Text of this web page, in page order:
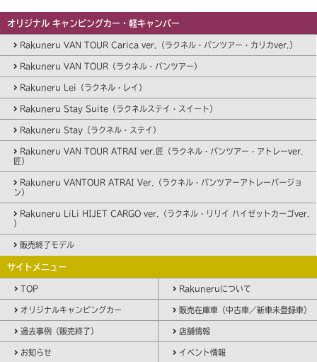
オリジナル キャンピングカー・軽キャンパー
Rakuneru VAN TOUR Carica ver.（ラクネル・バンツアー・カリカver.）
Rakuneru VAN TOUR（ラクネル・バンツアー）
Rakuneru Lei（ラクネル・レイ）
Rakuneru Stay Suite（ラクネルステイ・スイート）
Rakuneru Stay（ラクネル・ステイ）
Rakuneru VAN TOUR ATRAI ver.匠（ラクネル・バンツアー・アトレーver.
匠）
Rakuneru VANTOUR ATRAI Ver.（ラクネル・バンツアーアトレーバージョ
ン）
Rakuneru LiLi HIJET CARGO ver.（ラクネル・リリイ ハイゼットカーゴver.
）
販売終了モデル
サイトメニュー
TOP Rakuneruについて
オリジナルキャンピングカー 販売在庫車（中古車／新車未登録車）
過去事例（販売終了） 店舗情報
お知らせ イベント情報